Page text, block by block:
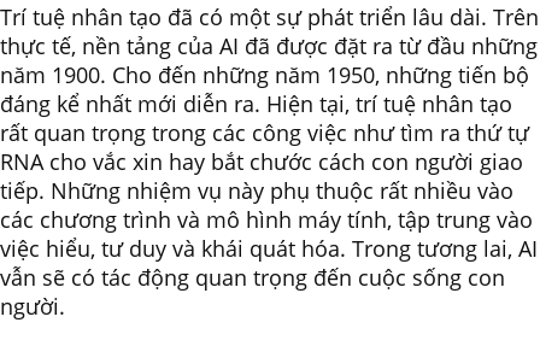
Trí tuệ nhân tạo đã có một sự phát triển lâu dài. Trên
thực tế, nền tảng của AI đã được đặt ra từ đầu những
năm 1900. Cho đến những năm 1950, những tiến bộ
đáng kể nhất mới diễn ra. Hiện tại, trí tuệ nhân tạo
rất quan trọng trong các công việc như tìm ra thứ tự
RNA cho vắc xin hay bắt chước cách con người giao
tiếp. Những nhiệm vụ này phụ thuộc rất nhiều vào
các chương trình và mô hình máy tính, tập trung vào
việc hiểu, tư duy và khái quát hóa. Trong tương lai, AI
vẫn sẽ có tác động quan trọng đến cuộc sống con
người.